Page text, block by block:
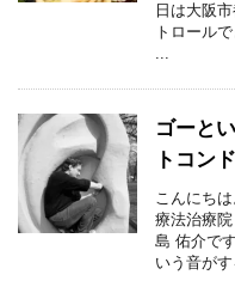
日は大阪
トロール
...
ゴーと
トコン
こんにち
療法治療
島 佑介で
いう音が